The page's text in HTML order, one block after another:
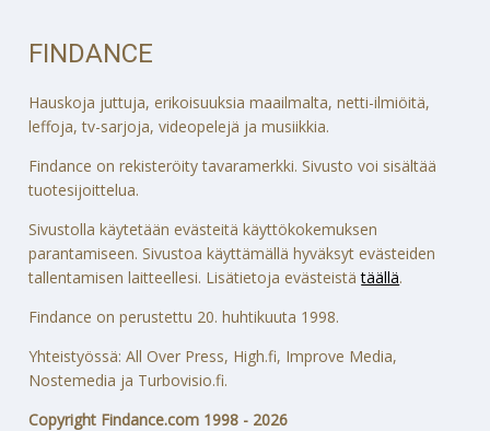
FINDANCE
Hauskoja juttuja, erikoisuuksia maailmalta, netti-ilmiöitä,
leffoja, tv-sarjoja, videopelejä ja musiikkia.
Findance on rekisteröity tavaramerkki. Sivusto voi sisältää
tuotesijoittelua.
Sivustolla käytetään evästeitä käyttökokemuksen
parantamiseen. Sivustoa käyttämällä hyväksyt evästeiden
tallentamisen laitteellesi. Lisätietoja evästeistätäällä.
Findance on perustettu 20. huhtikuuta 1998.
Yhteistyössä: All Over Press, High.fi, Improve Media,
Nostemedia ja Turbovisio.fi.
Copyright Findance.com 1998 - 2026